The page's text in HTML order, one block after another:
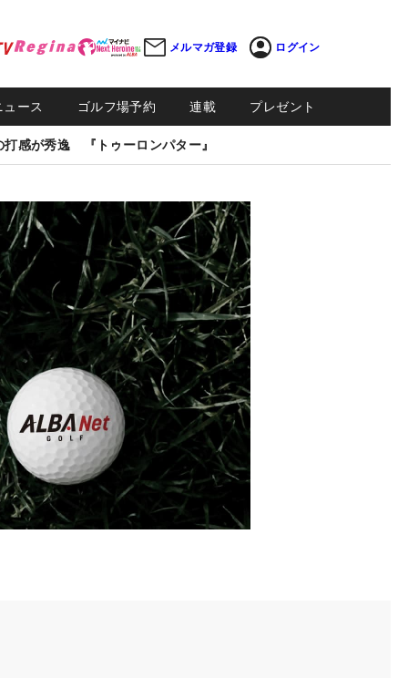
メルマガ登録 ログイン
ュース ゴルフ場予約 連載 プレゼント
打感が秀逸 『トゥーロンパター』